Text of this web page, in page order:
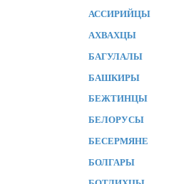
АССИРИЙЦЫ
АХВАХЦЫ
БАГУЛАЛЫ
БАШКИРЫ
БЕЖТИНЦЫ
БЕЛОРУСЫ
БЕСЕРМЯНЕ
БОЛГАРЫ